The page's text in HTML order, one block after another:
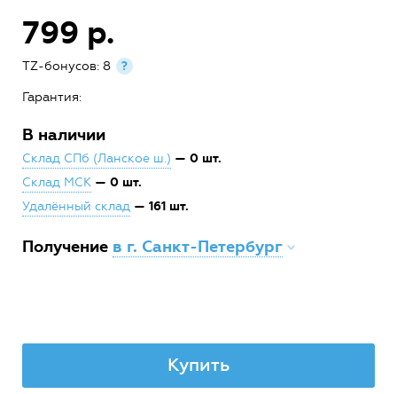
799 р.
TZ-бонусов: 8 ?
Гарантия:
В наличии
Склад СПб (Ланское ш.) — 0 шт.
Склад МСК — 0 шт.
Удалённый склад — 161 шт.
Получение в г. Санкт-Петербург
Купить